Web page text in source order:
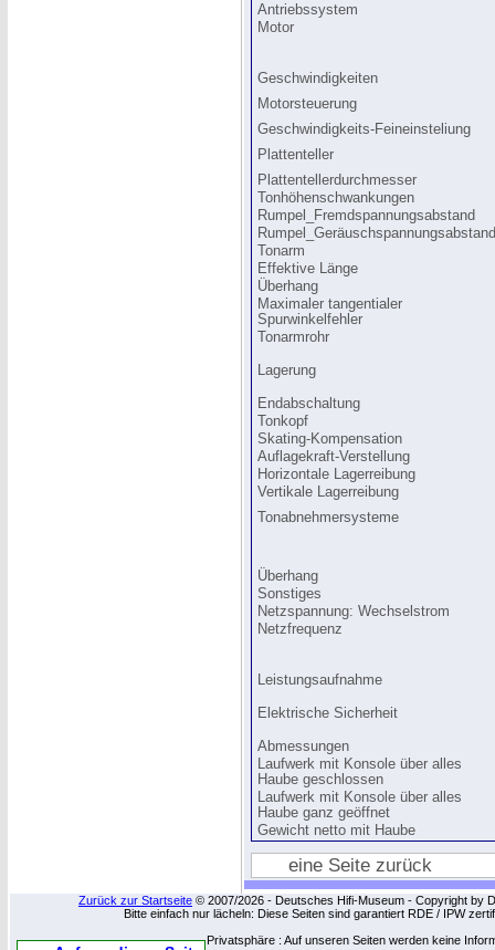
Antriebssystem
Motor
Geschwindigkeiten
Motorsteuerung
Geschwindigkeits-Feineinsteliung
Plattenteller
Plattentellerdurchmesser
Tonhöhenschwankungen
Rumpel_Fremdspannungsabstand
Rumpel_Geräuschspannungsabstand
Tonarm
Effektive Länge
Überhang
Maximaler tangentialer
Spurwinkelfehler
Tonarmrohr
Lagerung
Endabschaltung
Tonkopf
Skating-Kompensation
Auflagekraft-Verstellung
Horizontale Lagerreibung
Vertikale Lagerreibung
Tonabnehmersysteme
Überhang
Sonstiges
Netzspannung: Wechselstrom
Netzfrequenz
Leistungsaufnahme
Elektrische Sicherheit
Abmessungen
Laufwerk mit Konsole über alles
Haube geschlossen
Laufwerk mit Konsole über alles
Haube ganz geöffnet
Gewicht netto mit Haube
eine Seite zurück
Zurück zur Startseite © 2007/2026 - Deutsches Hifi-Museum - Copyright by
Bitte einfach nur lächeln: Diese Seiten sind garantiert RDE / IPW
Privatsphäre : Auf unseren Seiten werden keine